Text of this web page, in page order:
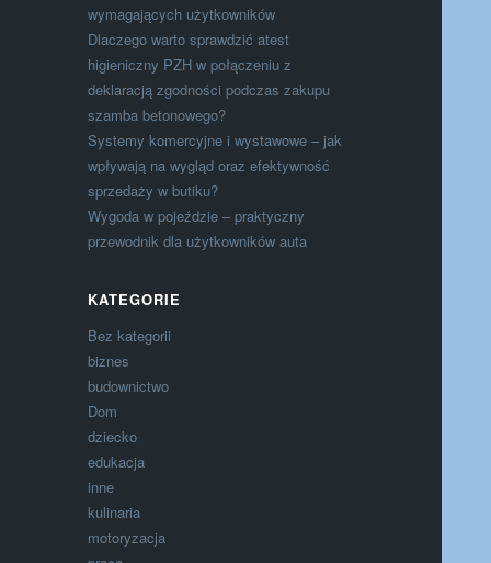
wymagających użytkowników
Dlaczego warto sprawdzić atest
higieniczny PZH w połączeniu z
deklaracją zgodności podczas zakupu
szamba betonowego?
Systemy komercyjne i wystawowe – jak
wpływają na wygląd oraz efektywność
sprzedaży w butiku?
Wygoda w pojeździe – praktyczny
przewodnik dla użytkowników auta
KATEGORIE
Bez kategorii
biznes
budownictwo
Dom
dziecko
edukacja
inne
kulinaria
motoryzacja